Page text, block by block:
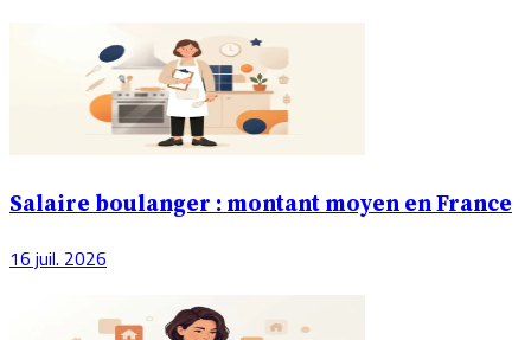
Salaire boulanger : montant moyen en France
16 juil. 2026